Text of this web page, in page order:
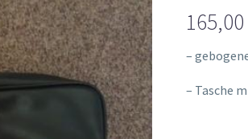
165,00
–
– Tasche